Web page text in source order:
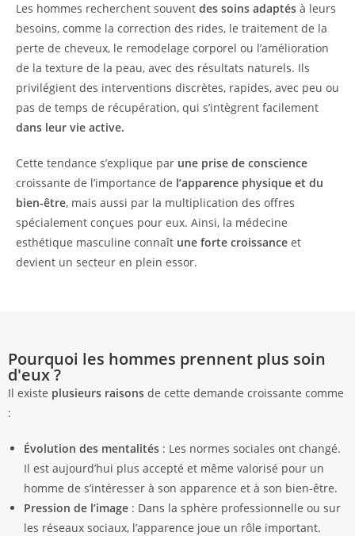
Les hommes recherchent souvent des soins adaptés à leurs
besoins, comme la correction des rides, le traitement de la
perte de cheveux, le remodelage corporel ou l’amélioration
de la texture de la peau, avec des résultats naturels. Ils
privilégient des interventions discrètes, rapides, avec peu ou
pas de temps de récupération, qui s’intègrent facilement
dans leur vie active.
Cette tendance s’explique par une prise de conscience
croissante de l’importance de l’apparence physique et du
bien-être, mais aussi par la multiplication des offres
spécialement conçues pour eux. Ainsi, la médecine
esthétique masculine connaît une forte croissance et
devient un secteur en plein essor.
Pourquoi les hommes prennent plus soin
d'eux ?
Il existe plusieurs raisons de cette demande croissante comme
:
Évolution des mentalités : Les normes sociales ont changé.
Il est aujourd’hui plus accepté et même valorisé pour un
homme de s’intéresser à son apparence et à son bien-être.
Pression de l’image : Dans la sphère professionnelle ou sur
les réseaux sociaux, l’apparence joue un rôle important.